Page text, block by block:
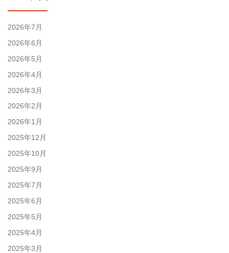
2026年7月
2026年6月
2026年5月
2026年4月
2026年3月
2026年2月
2026年1月
2025年12月
2025年10月
2025年9月
2025年7月
2025年6月
2025年5月
2025年4月
2025年3月